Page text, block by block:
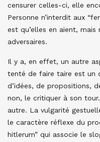
censurer celles-ci, elle
Personne n’interdit aux
est qu’elles en aient,
adversaires.
Il y a, en effet, un autre
tenté de faire taire est un
d’idées, de propositions,
non, le critiquer à son
autre. La vulgarité
le caractère réflexe du
hitlerum” qui associe le